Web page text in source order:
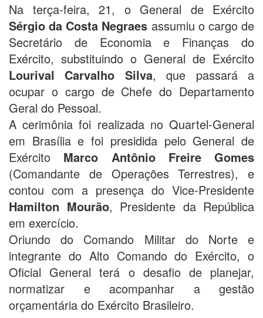
Na terça-feira, 21, o General de Exército
Sérgio da Costa Negraes assumiu o cargo de
Secretário de Economia e Finanças do
Exército, substituindo o General de Exército
Lourival Carvalho Silva, que passará a
ocupar o cargo de Chefe do Departamento
Geral do Pessoal.
A cerimônia foi realizada no Quartel-General
em Brasília e foi presidida pelo General de
Exército Marco Antônio Freire Gomes
(Comandante de Operações Terrestres), e
contou com a presença do Vice-Presidente
Hamilton Mourão, Presidente da República
em exercício.
Oriundo do Comando Militar do Norte e
integrante do Alto Comando do Exército, o
Oficial General terá o desafio de planejar,
normatizar e acompanhar a gestão
orçamentária do Exército Brasileiro.